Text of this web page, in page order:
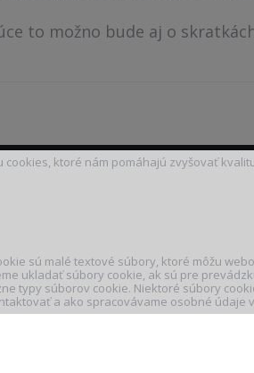
to možno bude aj o
ktoré nám pomáhajú zvyšovať
sú malé textové súbory, ktoré môžu
ukladať súbory cookie, ak sú pre
typy súborov cookie. Niektoré súbory
a ako spracovávame osobné údaje